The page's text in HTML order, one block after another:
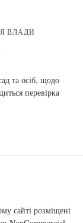
ВЛАДИ
та осіб, щодо
перевірка
сайті розміщені